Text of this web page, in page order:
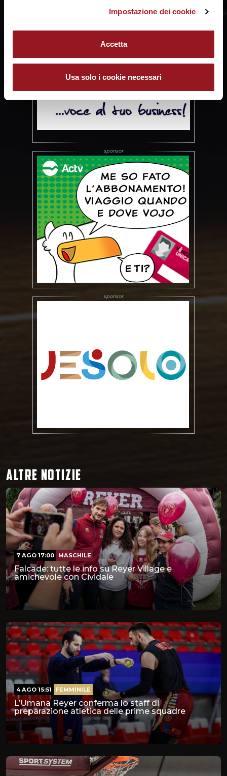
Impostazione dei cookie
Accetta
Usa solo i cookie necessari
ALTRE NOTIZIE
Falcade: tutte le info su Reyer Village e
amichevole con Cividale
7 AGO 17:00 MASCHILE
L’Umana Reyer conferma lo staff di
preparazione atletica delle prime squadre
4 AGO 15:51 FEMMINILE